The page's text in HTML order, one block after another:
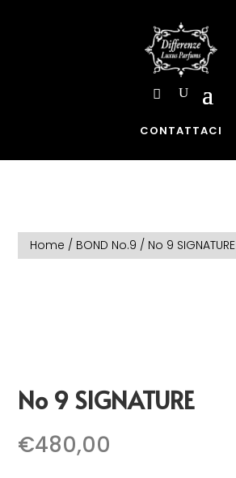
CONTATTACI
Home / BOND No.9 / No 9 SIGNATURE
No 9 SIGNATURE
€480,00